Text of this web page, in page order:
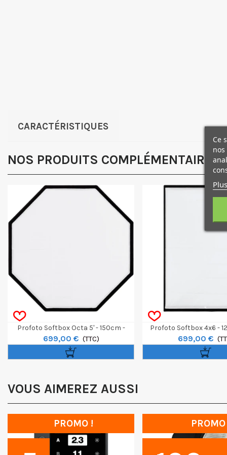
CARACTÉRISTIQUES
NOS PRODUITS COMPLÉMENTAIRES
Profoto Softbox Octa 5' - 150cm -
White
699,00 € (TTC)
Profoto Softbox 4x6 -
White
699,00 €
VOUS AIMEREZ AUSSI
PROMO ! PROMO
Ce